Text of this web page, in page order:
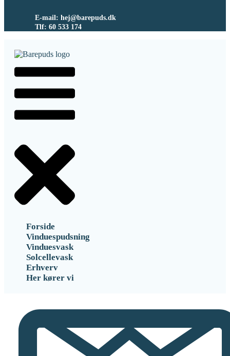
E-mail: hej@barepuds.dk
Tlf: 60 533 174
Forside
Vinduespudsning
Vinduesvask
Solcellevask
Erhverv
Her kører vi